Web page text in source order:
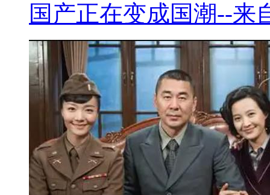
国产正在变成国潮--来